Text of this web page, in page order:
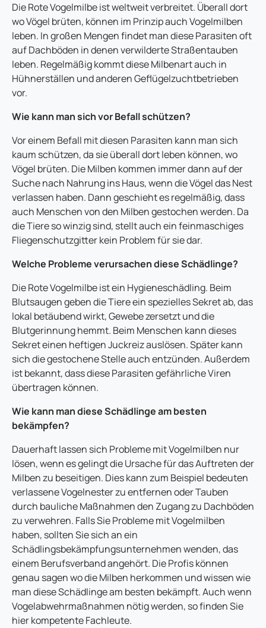
Die Rote Vogelmilbe ist weltweit verbreitet. Überall dort
wo Vögel brüten, können im Prinzip auch Vogelmilben
leben. In großen Mengen findet man diese Parasiten oft
auf Dachböden in denen verwilderte Straßentauben
leben. Regelmäßig kommt diese Milbenart auch in
Hühnerställen und anderen Geflügelzuchtbetrieben
vor.
Wie kann man sich vor Befall schützen?
Vor einem Befall mit diesen Parasiten kann man sich
kaum schützen, da sie überall dort leben können, wo
Vögel brüten. Die Milben kommen immer dann auf der
Suche nach Nahrung ins Haus, wenn die Vögel das Nest
verlassen haben. Dann geschieht es regelmäßig, dass
auch Menschen von den Milben gestochen werden. Da
die Tiere so winzig sind, stellt auch ein feinmaschiges
Fliegenschutzgitter kein Problem für sie dar.
Welche Probleme verursachen diese Schädlinge?
Die Rote Vogelmilbe ist ein Hygieneschädling. Beim
Blutsaugen geben die Tiere ein spezielles Sekret ab, das
lokal betäubend wirkt, Gewebe zersetzt und die
Blutgerinnung hemmt. Beim Menschen kann dieses
Sekret einen heftigen Juckreiz auslösen. Später kann
sich die gestochene Stelle auch entzünden. Außerdem
ist bekannt, dass diese Parasiten gefährliche Viren
übertragen können.
Wie kann man diese Schädlinge am besten
bekämpfen?
Dauerhaft lassen sich Probleme mit Vogelmilben nur
lösen, wenn es gelingt die Ursache für das Auftreten der
Milben zu beseitigen. Dies kann zum Beispiel bedeuten
verlassene Vogelnester zu entfernen oder Tauben
durch bauliche Maßnahmen den Zugang zu Dachböden
zu verwehren. Falls Sie Probleme mit Vogelmilben
haben, sollten Sie sich an ein
Schädlingsbekämpfungsunternehmen wenden, das
einem Berufsverband angehört. Die Profis können
genau sagen wo die Milben herkommen und wissen wie
man diese Schädlinge am besten bekämpft. Auch wenn
Vogelabwehrmaßnahmen nötig werden, so finden Sie
hier kompetente Fachleute.